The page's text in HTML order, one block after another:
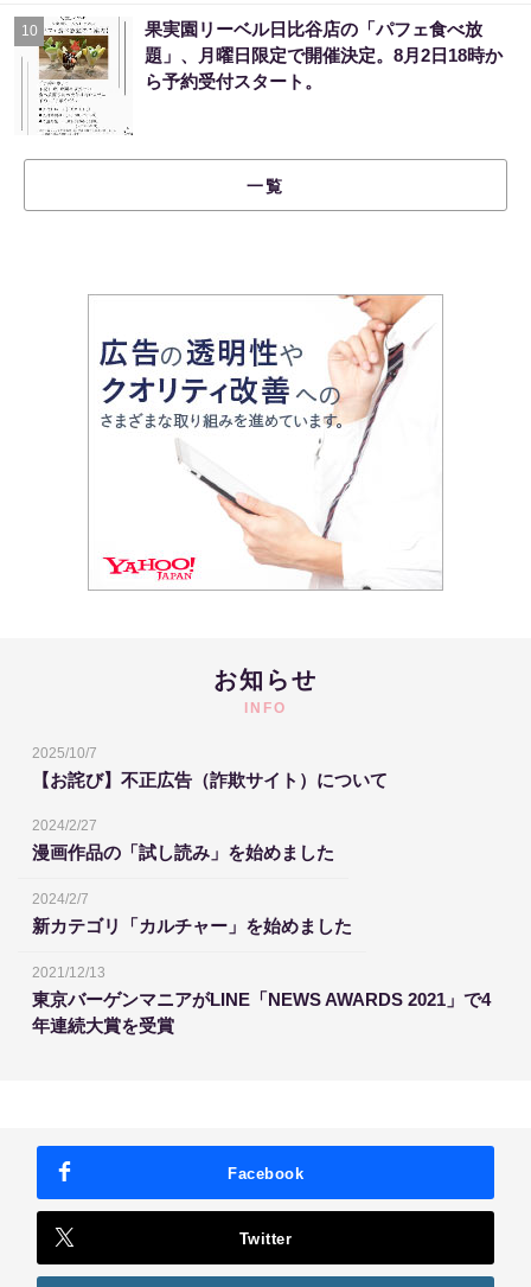
10
果実園リーベル日比谷店の「パフェ食べ放
題」、月曜日限定で開催決定。8月2日18時か
ら予約受付スタート。
一覧
お知らせ
INFO
2025/10/7
【お詫び】不正広告（詐欺サイト）について
2024/2/27
漫画作品の「試し読み」を始めました
2024/2/7
新カテゴリ「カルチャー」を始めました
2021/12/13
東京バーゲンマニアがLINE「NEWS AWARDS 2021」で4
年連続大賞を受賞
Facebook
Twitter